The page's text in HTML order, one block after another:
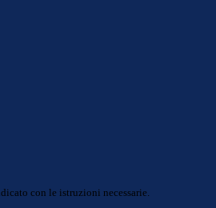
con le istruzioni necessarie.